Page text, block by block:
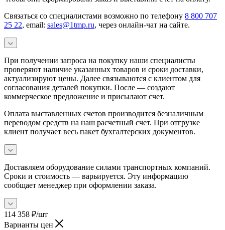
Связаться со специалистами возможно по телефону 8 800 707
25 22, email: sales@1tmp.ru, через онлайн-чат на сайте.
При получении запроса на покупку наши специалисты
проверяют наличие указанных товаров и сроки доставки,
актуализируют цены. Далее связываются с клиентом для
согласования деталей покупки. После — создают
коммерческое предложение и присылают счет.
Оплата выставленных счетов производится безналичным
переводом средств на наш расчетный счет. При отгрузке
клиент получает весь пакет бухгалтерских документов.
Доставляем оборудование силами транспортных компаний.
Сроки и стоимость — варьируется. Эту информацию
сообщает менеджер при оформлении заказа.
114 358 ₽/шт
Варианты цен